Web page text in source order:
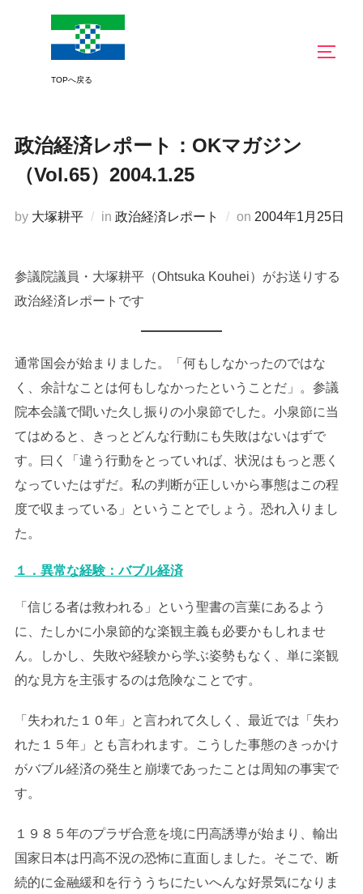
政治経済レポート：OKマガジン
（Vol.65）2004.1.25
by 大塚耕平 in 政治経済レポート on 投
2004年1月25日
参議院議員・大塚耕平（Ohtsuka Kouhei）がお送りする
政治経済レポートです
通常国会が始まりました。「何もしなかったのではな
く、余計なことは何もしなかったということだ」。参議
院本会議で聞いた久し振りの小泉節でした。小泉節に当
てはめると、きっとどんな行動にも失敗はないはずで
す。曰く「違う行動をとっていれば、状況はもっと悪く
なっていたはずだ。私の判断が正しいから事態はこの程
度で収まっている」ということでしょう。恐れ入りまし
た。
１．異常な経験：バブル経済
「信じる者は救われる」という聖書の言葉にあるよう
に、たしかに小泉節的な楽観主義も必要かもしれませ
ん。しかし、失敗や経験から学ぶ姿勢もなく、単に楽観
的な見方を主張するのは危険なことです。
「失われた１０年」と言われて久しく、最近では「失わ
れた１５年」とも言われます。こうした事態のきっかけ
がバブル経済の発生と崩壊であったことは周知の事実で
す。
１９８５年のプラザ合意を境に円高誘導が始まり、輸出
国家日本は円高不況の恐怖に直面しました。そこで、断
続的に金融緩和を行ううちにたいへんな好景気になりま